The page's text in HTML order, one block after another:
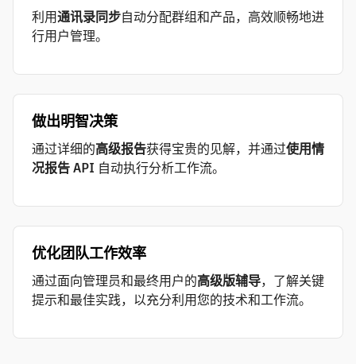
利用通讯录同步自动分配群组和产品，高效顺畅地进
行用户管理。
做出明智决策
通过详细的高级报告获得宝贵的见解，并通过使用情
况报告 API 自动执行分析工作流。
优化团队工作效率
通过面向管理员和最终用户的高级版辅导，了解关键
提示和最佳实践，以充分利用您的技术和工作流。